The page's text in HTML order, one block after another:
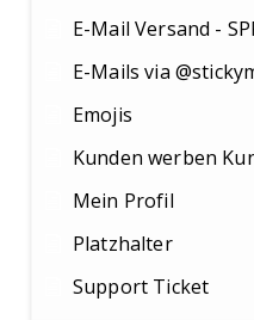
E-Mail Versand -
E-Mails via
Emojis
Kunden werben
Mein Profil
Platzhalter
Support Ticket